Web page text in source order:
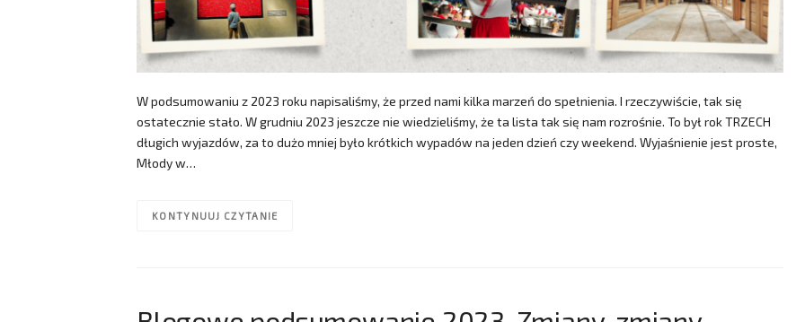
W podsumowaniu z 2023 roku napisaliśmy, że przed nami kilka marzeń do spełnienia. I rzeczywiście, tak się
ostatecznie stało. W grudniu 2023 jeszcze nie wiedzieliśmy, że ta lista tak się nam rozrośnie. To był rok TRZECH
długich wyjazdów, za to dużo mniej było krótkich wypadów na jeden dzień czy weekend. Wyjaśnienie jest proste,
Młody w…
KONTYNUUJ CZYTANIE